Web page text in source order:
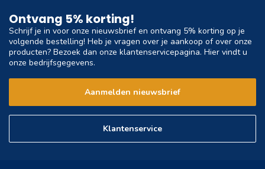
Ontvang 5% korting!
Schrijf je in voor onze nieuwsbrief en ontvang 5% korting op je
volgende bestelling! Heb je vragen over je aankoop of over onze
producten? Bezoek dan onze klantenservicepagina. Hier vindt u
onze bedrijfsgegevens.
Aanmelden nieuwsbrief
Klantenservice